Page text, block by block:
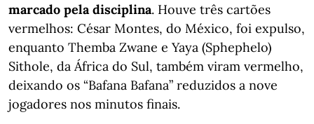
marcado pela disciplina. Houve três cartões
vermelhos: César Montes, do México, foi expulso,
enquanto Themba Zwane e Yaya (Sphephelo)
Sithole, da África do Sul, também viram vermelho,
deixando os “Bafana Bafana” reduzidos a nove
jogadores nos minutos finais.